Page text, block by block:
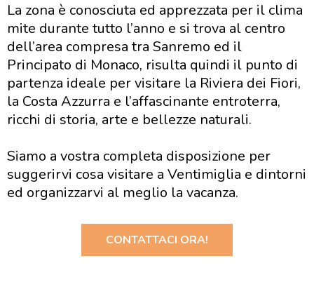
La zona è conosciuta ed apprezzata per il clima
mite durante tutto l’anno e si trova al centro
dell’area compresa tra Sanremo ed il
Principato di Monaco, risulta quindi il punto di
partenza ideale per visitare la Riviera dei Fiori,
la Costa Azzurra e l’affascinante entroterra,
ricchi di storia, arte e bellezze naturali.
Siamo a vostra completa disposizione per
suggerirvi cosa visitare a Ventimiglia e dintorni
ed organizzarvi al meglio la vacanza.
CONTATTACI ORA!